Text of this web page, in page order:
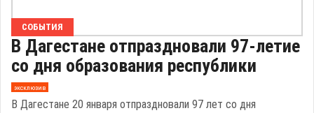
СОБЫТИЯ
В Дагестане отпраздновали 97-летие
со дня образования республики
эксклюзив
В Дагестане 20 января отпраздновали 97 лет со дня